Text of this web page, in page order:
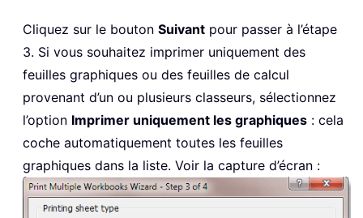
Cliquez sur le bouton Suivant pour passer à l’étape
3. Si vous souhaitez imprimer uniquement des
feuilles graphiques ou des feuilles de calcul
provenant d’un ou plusieurs classeurs, sélectionnez
l’option Imprimer uniquement les graphiques : cela
coche automatiquement toutes les feuilles
graphiques dans la liste. Voir la capture d’écran :